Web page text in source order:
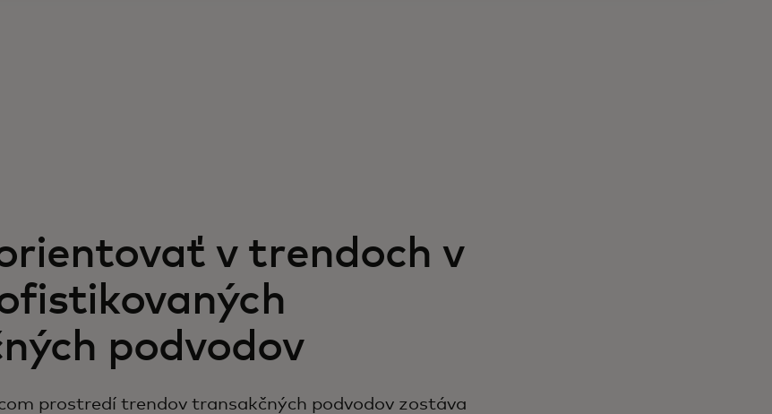
v trendoch v
podvodov
prostredí trendov transakčných podvodov zostáva